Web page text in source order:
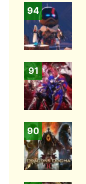
94
91
90